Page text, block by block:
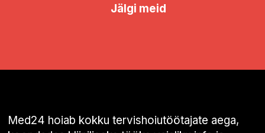
Jälgi meid
Med24 hoiab kokku tervishoiutöötajate aega,